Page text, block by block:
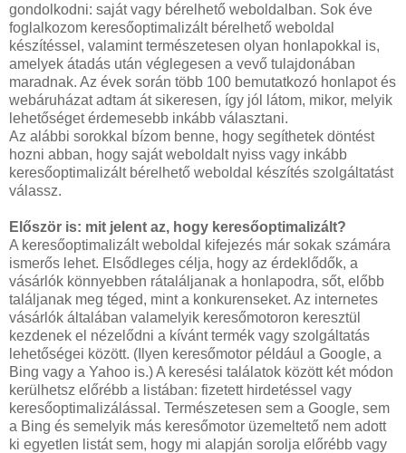
gondolkodni: saját vagy bérelhető weboldalban. Sok éve
foglalkozom keresőoptimalizált bérelhető weboldal
készítéssel, valamint természetesen olyan honlapokkal is,
amelyek átadás után véglegesen a vevő tulajdonában
maradnak. Az évek során több 100 bemutatkozó honlapot és
webáruházat adtam át sikeresen, így jól látom, mikor, melyik
lehetőséget érdemesebb inkább választani.
Az alábbi sorokkal bízom benne, hogy segíthetek döntést
hozni abban, hogy saját weboldalt nyiss vagy inkább
keresőoptimalizált bérelhető weboldal készítés szolgáltatást
válassz.
Először is: mit jelent az, hogy keresőoptimalizált?
A keresőoptimalizált weboldal kifejezés már sokak számára
ismerős lehet. Elsődleges célja, hogy az érdeklődők, a
vásárlók könnyebben rátaláljanak a honlapodra, sőt, előbb
találjanak meg téged, mint a konkurenseket. Az internetes
vásárlók általában valamelyik keresőmotoron keresztül
kezdenek el nézelődni a kívánt termék vagy szolgáltatás
lehetőségei között. (Ilyen keresőmotor például a Google, a
Bing vagy a Yahoo is.) A keresési találatok között két módon
kerülhetsz előrébb a listában: fizetett hirdetéssel vagy
keresőoptimalizálással. Természetesen sem a Google, sem
a Bing és semelyik más keresőmotor üzemeltető nem adott
ki egyetlen listát sem, hogy mi alapján sorolja előrébb vagy